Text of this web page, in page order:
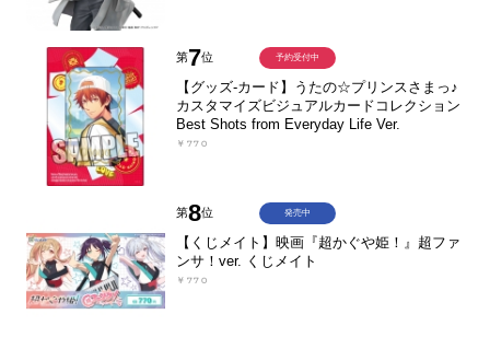
第7位
【グッズ-カード】うたの☆プリンスさまっ♪
カスタマイズビジュアルカードコレクション
Best Shots from Everyday Life Ver.
￥770
予約受付中
第8位
【くじメイト】映画『超かぐや姫！』超ファ
ンサ！ver. くじメイト
￥770
発売中